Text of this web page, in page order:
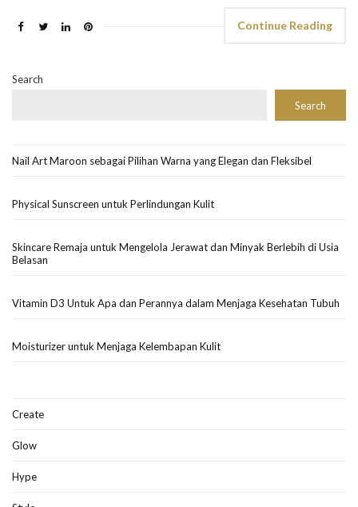
Continue Reading
Search
Search
Nail Art Maroon sebagai Pilihan Warna yang Elegan dan Fleksibel
Physical Sunscreen untuk Perlindungan Kulit
Skincare Remaja untuk Mengelola Jerawat dan Minyak Berlebih di Usia
Belasan
Vitamin D3 Untuk Apa dan Perannya dalam Menjaga Kesehatan Tubuh
Moisturizer untuk Menjaga Kelembapan Kulit
Create
Glow
Hype